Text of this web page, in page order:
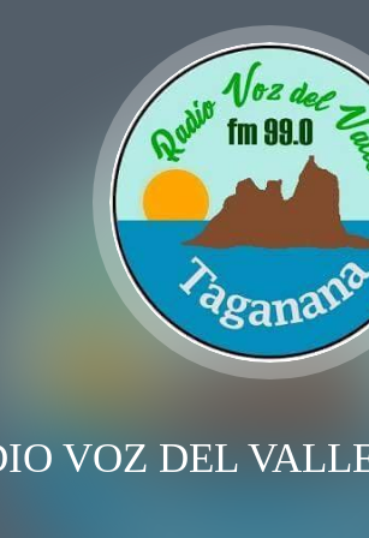
VOZ DEL